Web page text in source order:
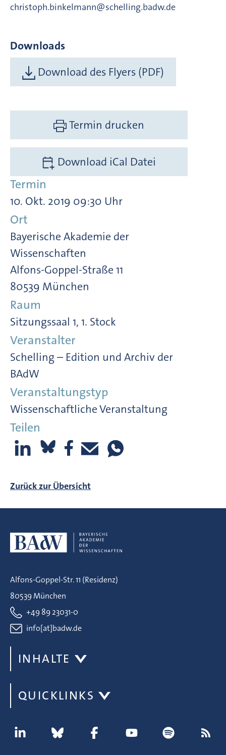
christoph.binkelmann@schelling.badw.de
Downloads
Download des Flyers (PDF)
Termin drucken
Download iCal Datei
Termin
10. Okt. 2019 09:30 Uhr
Ort
Bayerische Akademie der
Wissenschaften
Alfons-Goppel-Straße 11
80539 München
Raum
Sitzungssaal 1, 1. Stock
Veranstalter
Schelling – Edition und Archiv der
BAdW
Veranstaltungstyp
Wissenschaftliche Veranstaltung
Teilen
Zurück zur Übersicht
Alfons-Goppel-Str. 11 (Residenz)
80539 München
+49 89 23031-0
info[at]badw.de
INHALTE
QUICKLINKS